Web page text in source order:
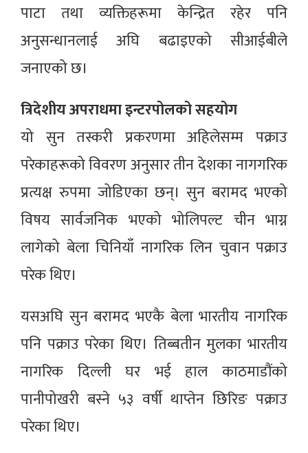
पाटा तथा व्यक्तिहरूमा केन्द्रित रहेर पनि
अनुसन्धानलाई अघि बढाइएको सीआईबीले
जनाएको छ।
त्रिदेशीय अपराधमा इन्टरपोलको सहयोग
यो सुन तस्करी प्रकरणमा अहिलेसम्म पक्राउ
परेकाहरूको विवरण अनुसार तीन देशका नागगरिक
प्रत्यक्ष रुपमा जोडिएका छन्। सुन बरामद भएको
विषय सार्वजनिक भएको भोलिपल्ट चीन भाग्न
लागेको बेला चिनियाँ नागरिक लिन चुवान पक्राउ
परेक थिए।
यसअघि सुन बरामद भएकै बेला भारतीय नागरिक
पनि पक्राउ परेका थिए। तिब्बतीन मुलका भारतीय
नागरिक दिल्ली घर भई हाल काठमाडौंको
पानीपोखरी बस्ने ५३ वर्षी थाप्तेन छिरिङ पक्राउ
परेका थिए।